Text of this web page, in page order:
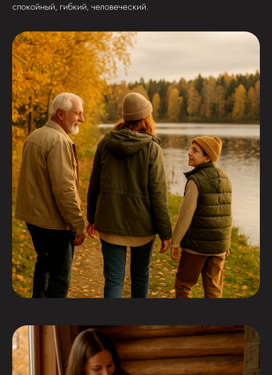
спокойный, гибкий, человеческий.